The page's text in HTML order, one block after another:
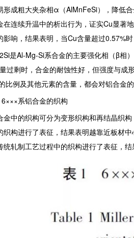
形成粗大夹杂相α（AlMnFeSi），降低
在连续升温中的析出行为，证实Cu显著
影响，结果表明，当Cu含量超过0.57%
Al-Mg-Si系合金的主要强化相（β相
过剩时，合金的耐蚀性好，但强度与成
比例及其他元素的含量，都会对铝合金
系铝合金的织构
的织构可分为变形织构和再结晶织构
织构进行了表征，结果表明越靠近板材
统轧制工艺过程中的织构进行了表征，